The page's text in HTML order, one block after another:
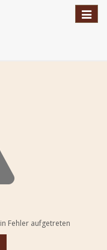
Fehler aufgetreten